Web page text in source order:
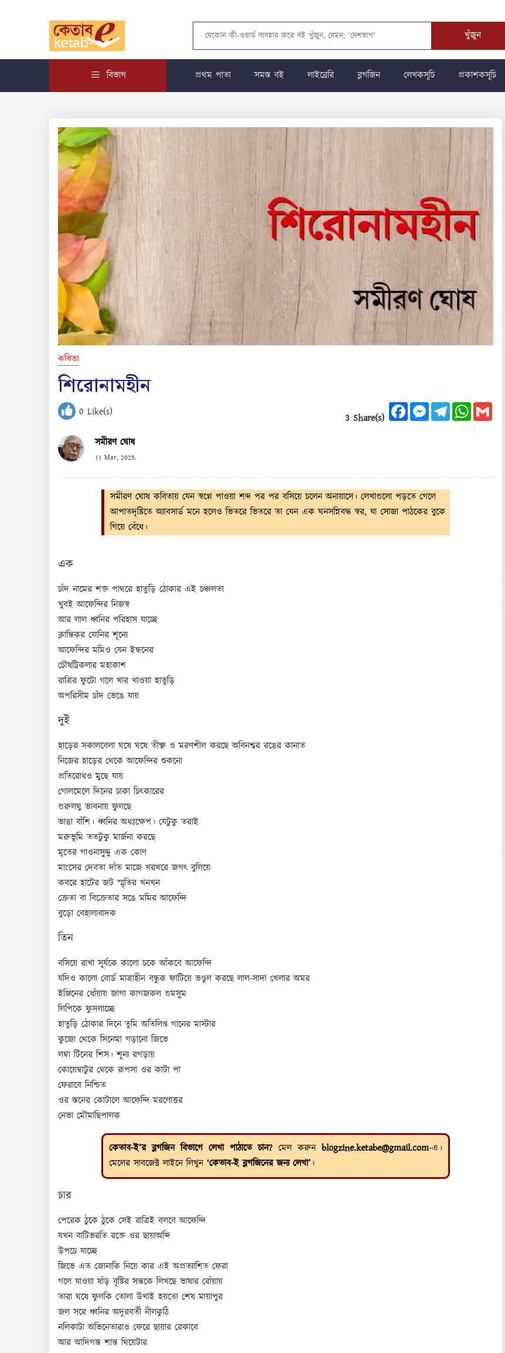
খুঁজুন
বিভাগ প্রথম পাতা সমস্ত বই লাইব্রেরি ব্লগজিন লেখকসূচি প্রকাশকসূচি
কবিতা
শিরোনামহীন
0 Like(s) 3 Share(s)
FacebookMessengerTelegramWhatsApp
সমীরণ ঘোষ
11 Mar, 2025.
সমীরণ ঘোষ কবিতায় যেন স্বপ্নে পাওয়া শব্দ পর পর বসিয়ে চলেন অনায়াসে। লেখাগুলো পড়তে গেলে
আপাতদৃষ্টিতে অ্যাবসার্ড মনে হলেও ভিতরে ভিতরে তা যেন এক ঘনসন্নিবদ্ধ স্বর, যা সোজা পাঠকের বুকে
গিয়ে বেঁধে।
এক
চাঁদ নামের শক্ত পাথরে হাতুড়ি ঠোকার এই চঞ্চলতা
খুবই আফেন্দির নিজস্ব
আর লাল ধ্বনির পরিহাস যাচ্ছে
ক্লান্তিকর যোনির শূন্যে
আফেন্দির মমিও যেন ইন্ধনের
চৌষট্টিকলার মহাকাশ
রাত্রির ফুটো গলে খার খাওয়া হাতুড়ি
অপরিসীম চাঁদ ভেঙে যায়
দুই
হাড়ের সকালবেলা ঘষে ঘষে তীক্ষ্ণ ও মরণশীল করছে অবিনশ্বর রঙের কানাত
নিজের হাড়ের থেকে আফেন্দির শুকনো
প্রতিরোধও মুছে যায়
গোলমেলে দিনের চাকা চিৎকারের
গুরুলঘু ভাবনায় ফুলছে
ভাঙা বাঁশি। ধ্বনির অধঃক্ষেপ। যেটুকু তরাই
মরুভূমি ততটুকু মার্জনা করছে
মৃতের গাওনাসুদ্দু এক কোণ
মাংসের দেবতা দাঁত মাজে খরখরে জগৎ বুলিয়ে
কবরে হাটের জট স্মৃতির খনখন
ক্রেতা বা বিক্রেতার সঙে মমির আফেন্দি
বুড়ো বেহালাবাদক
তিন
বসিয়ে রাখা সূর্যকে কালো চকে আঁকবে আফেন্দি
যদিও কালো বোর্ড মাত্রাহীন বন্ধুক ফাটিয়ে ভণ্ডুল করছে লাল-সাদা খেলার অমর
ইঞ্জিনের ধোঁয়ায় জাগা কাগজকল গুমসুম
লিপিকে ফুসলাচ্ছে
হাতুড়ি ঠোকার দিনে তুমি অতিলিপ্ত গানের মাস্টার
কুজো থেকে সিনেমা গড়ানো জিভে
লম্বা টিনের শিস। শূন্য রগড়ায়
কোয়েম্বাটুর থেকে রূপসা ওর কাটা পা
ফেরাবে নিশ্চিত
ওর স্তনের কোটালে আফেন্দি মরণোত্তর
নেভা মৌমাছিপালক
কেতাব-ই’র ব্লগজিন বিভাগে লেখা পাঠাতে চান? মেল করুনblogzine.ketabe@gmail.com-এ।
মেলের সাবজেক্ট লাইনে লিখুন‘কেতাব-ই ব্লগজিনের জন্য লেখা’।
চার
পেরেক ঠুকে ঠুকে সেই রাত্রিই বলবে আফেন্দি
যখন বাটিভরতি রক্তে ওর ছায়াঅব্দি
উপচে যাচ্ছে
জিভে এত জোনাকি নিয়ে কার এই অপ্রত্যাশিত ফেরা
গলে যাওয়া ষাঁড় বৃষ্টির সন্তকে লিখছে ভাষার রোঁয়ায়
তারা ঘষে ফুলকি তোলা উখাই হয়তো শেষ মায়াপুর
জল সরে ধ্বনির অদূরবর্তী নীলকুঠি
নলিকাটা অভিনেতারাও ফেরে ছায়ার রেকাবে
আর আদিগন্ত শান্ত থিয়েটার